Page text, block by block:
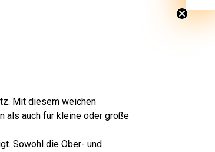
Mit diesem weichen
als auch für kleine oder große
Sowohl die Ober- und